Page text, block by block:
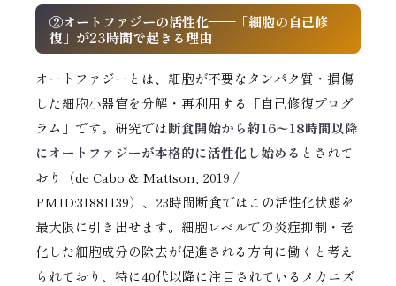
②オートファジーの活性化——「細胞の自己修
復」が23時間で起きる理由
オートファジーとは、細胞が不要なタンパク質・損傷
した細胞小器官を分解・再利用する「自己修復プログ
ラム」です。研究では断食開始から約16〜18時間以降
にオートファジーが本格的に活性化し始める とされて
おり（de Cabo & Mattson, 2019 /
PMID:31881139）、23時間断食ではこの活性化状態を
最大限に引き出せます。細胞レベルでの炎症抑制・老
化した細胞成分の除去が促進される方向に働くと考え
られており、特に40代以降に注目されているメカニズ